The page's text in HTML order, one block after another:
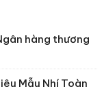
hàng thương
Mẫu Nhí Toàn